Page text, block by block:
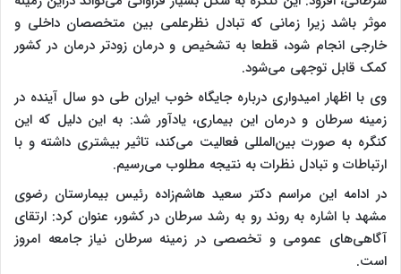
موثر باشد زیرا زمانی که تبادل نظرعلمی بین متخصصان داخلی و
خارجی انجام شود، قطعا به تشخیص و درمان زودتر درمان در کشور
کمک قابل توجهی می‌شود.
وی با اظهار امیدواری درباره جایگاه خوب ایران طی دو سال آینده در
زمینه سرطان و درمان این بیماری، یادآور شد: به این دلیل که این
کنگره به صورت بین‌المللی فعالیت می‌کند، تاثیر بیشتری داشته و با
ارتباطات و تبادل نظرات به نتیجه مطلوب می‌رسیم.
در ادامه این مراسم دکتر سعید هاشم‌زاده رئیس بیمارستان رضوی
مشهد با اشاره به روند رو به رشد سرطان در کشور، عنوان کرد: ارتقای
آگاهی‌های عمومی و تخصصی در زمینه سرطان نیاز جامعه امروز
است.